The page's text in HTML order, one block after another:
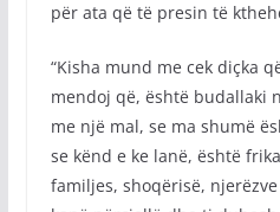
për ata që të presin të
“Kisha mund me cek diçka
mendoj që, është budallaki
me një mal, se ma shumë
se kënd e ke lanë, është
familjes, shoqërisë,